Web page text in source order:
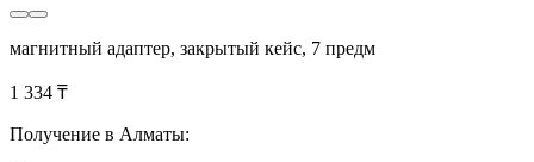
магнитный адаптер, закрытый кейс, 7 предм
1 334 ₸
Получение в Алматы: